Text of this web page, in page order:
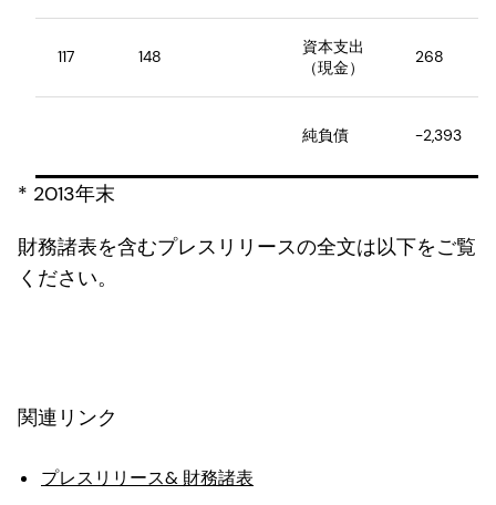
117 148
資本支出
（現金）
268
純負債 -2,393
* 2013年末
財務諸表を含むプレスリリースの全文は以下をご覧
ください。
関連リンク
プレスリリース& 財務諸表